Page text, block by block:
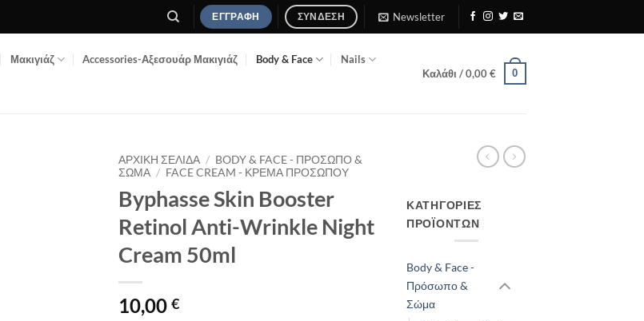
ΕΓΓΡΑΦΉ ΣΎΝΔΕΣΗ Newsletter
Μακιγιάζ Accessories-Αξεσουάρ Μακιγιάζ Body & Face Nails
Καλάθι /0,00€ 0
ΑΡΧΙΚΉ ΣΕΛΊΔΑ / BODY & FACE - ΠΡΌΣΩΠΟ &
ΣΏΜΑ / FACE CREAM - ΚΡΈΜΑ ΠΡΟΣΏΠΟΥ
Byphasse Skin Booster
Retinol Anti-Wrinkle Night
Cream 50ml
10,00 €
ΚΑΤΗΓΟΡΊΕΣ
ΠΡΟΪΌΝΤΩΝ
Body & Face -
Πρόσωπο &
Σώμα